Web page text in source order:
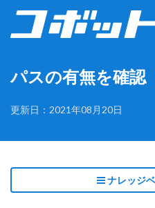
パスの有無を確認
更新日：2021年08月20日
ナレッジ